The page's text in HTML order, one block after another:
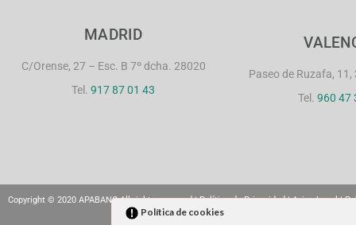
MADRID
C/Orense, 27 – Esc. B 7º dcha. 28020
Tel. 917 87 01 43
Paseo de Ruzafa,
Tel. 960 47
Copyright © 2020 APABANC All rights reserved IPolítica de PrivacidadIAviso LegalI
Política de cookies